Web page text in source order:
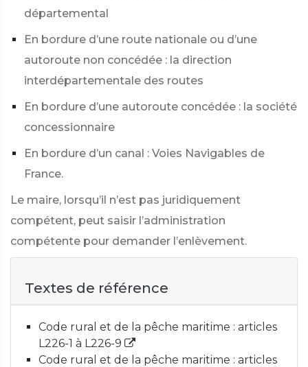
départemental
En bordure d’une route nationale ou d’une
autoroute non concédée : la direction
interdépartementale des routes
En bordure d’une autoroute concédée : la société
concessionnaire
En bordure d’un canal : Voies Navigables de
France.
Le maire, lorsqu’il n’est pas juridiquement
compétent, peut saisir l’administration
compétente pour demander l’enlèvement.
Textes de référence
Code rural et de la pêche maritime : articles
L226-1 à L226-9
Code rural et de la pêche maritime : articles